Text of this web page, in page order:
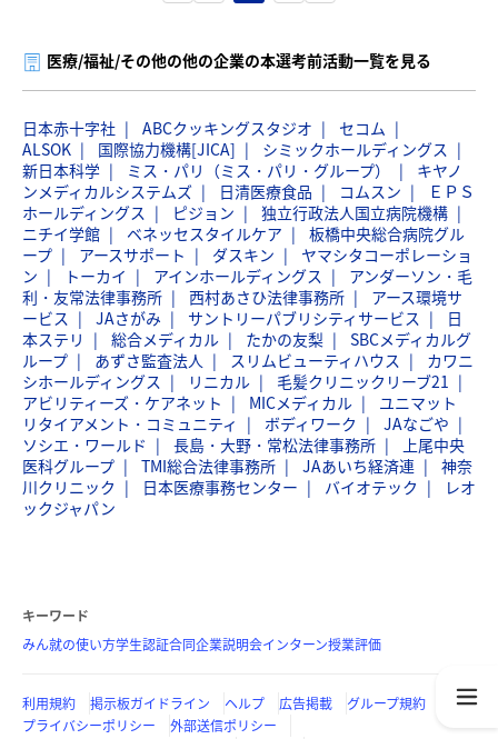
医療/福祉/その他の他の企業の本選考前活動一覧を見る
日本赤十字社 ABCクッキングスタジオ
セコム
ALSOK
国際協力機構[JICA]
シミックホールディングス
新日本科学
ミス・パリ（ミス・パリ・グループ）
キヤノ
ンメディカルシステムズ
日清医療食品 コムスン
ＥＰＳ
ホールディングス
ピジョン
独立行政法人国立病院機構
ニチイ学館
ベネッセスタイルケア
板橋中央総合病院グル
ープ
アースサポート ダスキン
ヤマシタコーポレーショ
ン
トーカイ アインホールディングス
アンダーソン・毛
利・友常法律事務所
西村あさひ法律事務所
アース環境サ
ービス
JAさがみ サントリーパブリシティサービス
日
本ステリ
総合メディカル たかの友梨
SBCメディカルグ
ループ
あずさ監査法人 スリムビューティハウス
カワニ
シホールディングス
リニカル
毛髪クリニックリーブ21
アビリティーズ・ケアネット
MICメディカル
ユニマット
リタイアメント・コミュニティ
ボディワーク
JAなごや
ソシエ・ワールド
長島・大野・常松法律事務所
上尾中央
医科グループ
TMI総合法律事務所 JAあいち経済連
神奈
川クリニック
日本医療事務センター バイオテック
レオ
ックジャパン
キーワード
みん就の使い方学生認証合同企業説明会インターン授業評価
利用規約 掲示板ガイドライン ヘルプ 広告掲載
グループ規約
プライバシーポリシー
外部送信ポリシー